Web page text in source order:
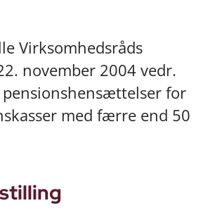
Virksomhedsråds
november 2004 vedr.
for
med færre end 50